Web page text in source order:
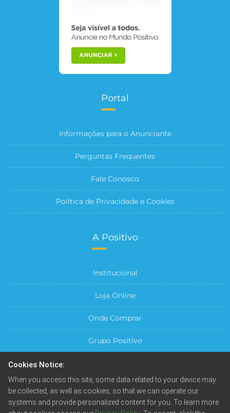
Portal
Informações para o Anunciante
Perguntas Frequentes
Fale Conosco
Política de Privacidade e Cookies
A Positivo
Institucional
Loja Online
Onde Comprar
Grupo Positivo
Central do Cliente
Cookies Notice:
When you access this site, some data related to your device may
be collected, as well as cookies, so that we can operate our
systems and provide personalized content for you. To learn more